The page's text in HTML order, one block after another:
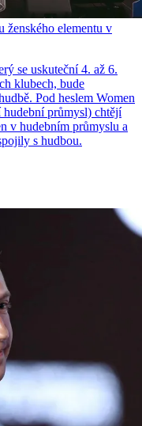
ženského elementu v
se uskuteční 4. až 6.
klubech, bude
Pod heslem Women
průmysl) chtějí
v hudebním průmyslu a
s hudbou.